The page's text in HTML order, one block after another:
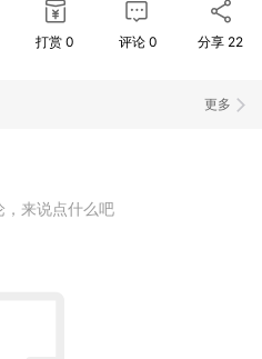
打赏 0 评论 0 分享 22
更多
，来说点什么吧